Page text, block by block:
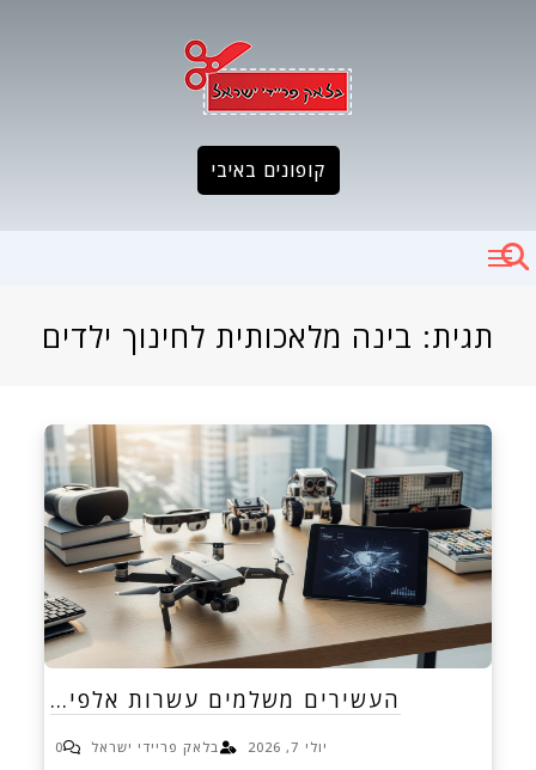
קופונים באיבי
תגית: בינה מלאכותית לחינוך ילדים
העשירים משלמים עשרות אלפי…
יולי 7, 2026 בלאק פריידי ישראל 0